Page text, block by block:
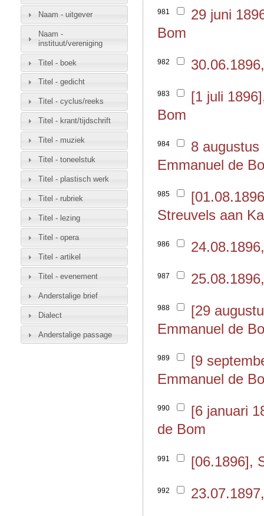
981
29 juni
Bom
982
983
[1 juli
Bom
984
8
Emmanuel de
985
Streuvels aan
986
987
988
[29
Emmanuel de
989
[9
Emmanuel de
990
[6 januari
de Bom
991 [06.1896],
992
Naam - uitgever
Naam -
instituut/vereniging
Titel - boek
Titel - gedicht
Titel - cyclus/reeks
Titel - krant/tijdschrift
Titel - muziek
Titel - toneelstuk
Titel - plastisch werk
Titel - rubriek
Titel - lezing
Titel - opera
Titel - artikel
Titel - evenement
Anderstalige brief
Dialect
Anderstalige passage